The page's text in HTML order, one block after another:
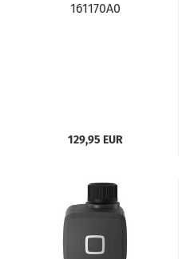
161170A0
129,95 EUR